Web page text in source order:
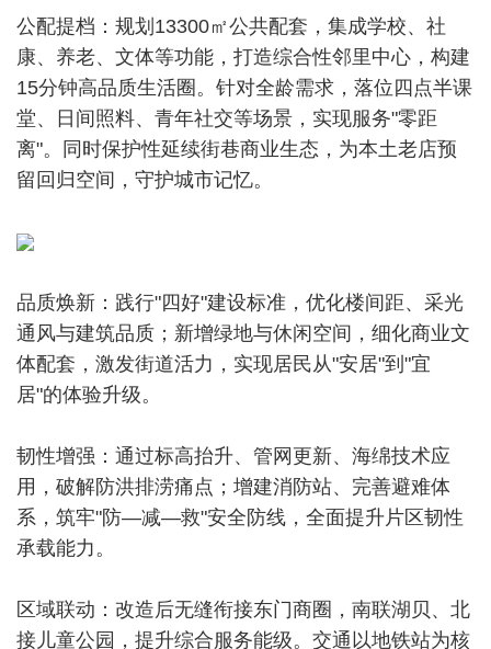
公配提档：规划13300㎡公共配套，集成学校、社
康、养老、文体等功能，打造综合性邻里中心，构建
15分钟高品质生活圈。针对全龄需求，落位四点半课
堂、日间照料、青年社交等场景，实现服务"零距
离"。同时保护性延续街巷商业生态，为本土老店预
留回归空间，守护城市记忆。
品质焕新：践行"四好"建设标准，优化楼间距、采光
通风与建筑品质；新增绿地与休闲空间，细化商业文
体配套，激发街道活力，实现居民从"安居"到"宜
居"的体验升级。
韧性增强：通过标高抬升、管网更新、海绵技术应
用，破解防洪排涝痛点；增建消防站、完善避难体
系，筑牢"防—减—救"安全防线，全面提升片区韧性
承载能力。
区域联动：改造后无缝衔接东门商圈，南联湖贝、北
接儿童公园，提升综合服务能级。交通以地铁站为核